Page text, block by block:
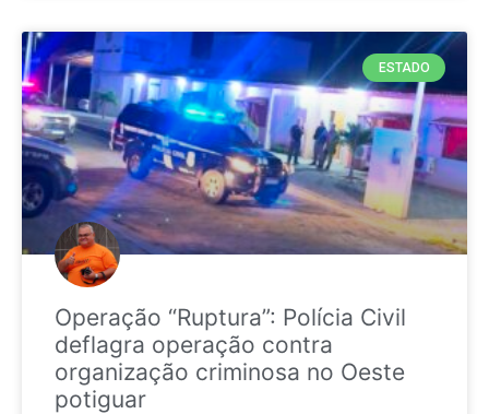
ESTADO
Operação “Ruptura”: Polícia Civil
deflagra operação contra
organização criminosa no Oeste
potiguar